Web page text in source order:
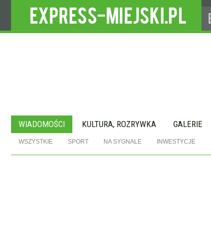
WIADOMOŚCI KULTURA, ROZRYWKA GALERIE
WSZYSTKIE SPORT NA SYGNALE INWESTYCJE